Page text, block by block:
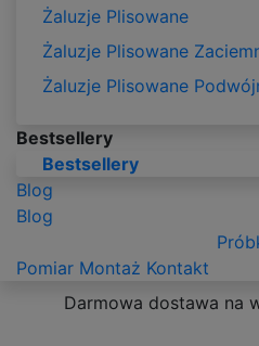
Żaluzje Plisowane
Żaluzje Plisowane
Żaluzje Plisowane
Bestsellery
Bestsellery
Blog
Blog
Pomiar Montaż Kontakt
Darmowa dostawa na